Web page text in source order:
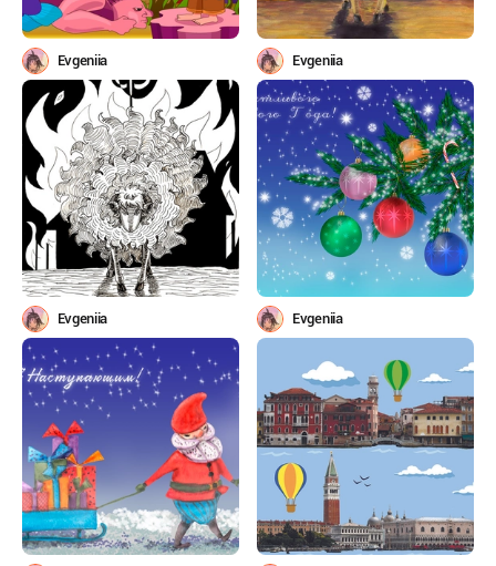
Evgeniia Evgeniia
Evgeniia Evgeniia